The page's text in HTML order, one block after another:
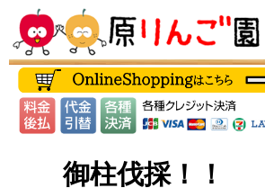
御柱伐採！！